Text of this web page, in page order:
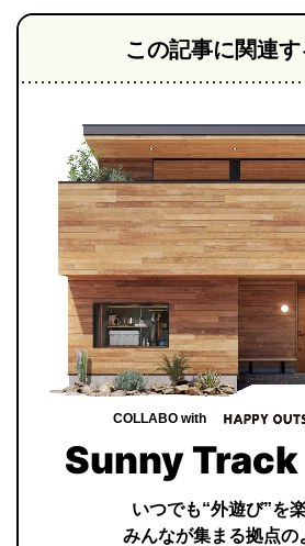
この記事に関連
COLLABO with
Sunny
いつでも“外遊び”を
みんなが集まる拠点の